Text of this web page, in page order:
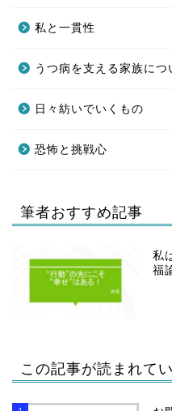
私と一貫性
うつ病を支える家族につ
日々紡いでいくもの
恐怖と挑戦心
筆者おすすめ記事
私
福
この記事が読まれてい